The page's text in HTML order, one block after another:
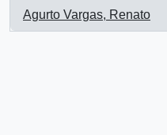
Agurto Vargas, Renato
, 3 resultados